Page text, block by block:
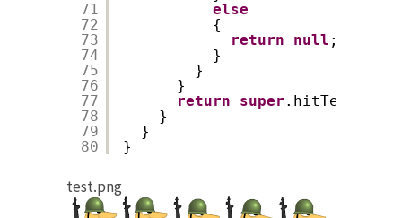
71
72
73
74
75
76
77
78
79
80
else
{
return
null ;
}
}
}
return
super
}
}
}
test.png